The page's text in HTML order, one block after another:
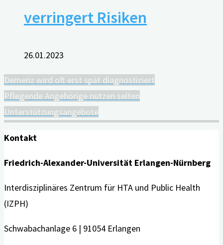
verringert Risiken
26.01.2023
Demenz wird oft erst spät diagnostiziert
Pflegende Angehörige nutzen selten
Unterstützungsangebote
Kontakt
Friedrich-Alexander-Universität Erlangen-Nürnberg
Interdisziplinäres Zentrum für HTA und Public Health
(IZPH)
Schwabachanlage 6 | 91054 Erlangen